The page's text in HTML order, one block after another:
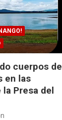
cuerpos de
en las
Presa del